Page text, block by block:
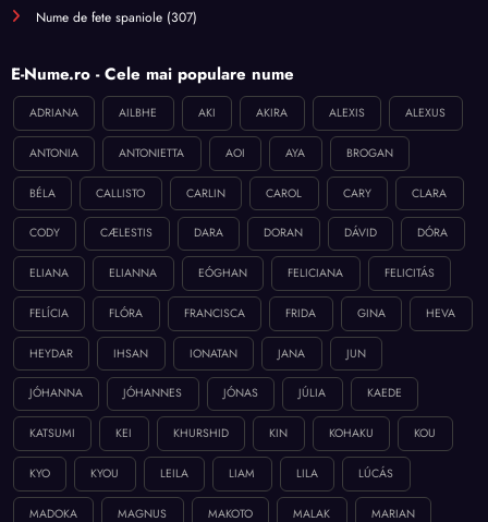
Nume de fete spaniole (307)
E-Nume.ro - Cele mai populare nume
ADRIANA AILBHE AKI AKIRA ALEXIS ALEXUS
ANTONIA ANTONIETTA AOI AYA BROGAN
BÉLA CALLISTO CARLIN CAROL CARY CLARA
CODY CÆLESTIS DARA DORAN DÁVID DÓRA
ELIANA ELIANNA EÓGHAN FELICIANA FELICITÁS
FELÍCIA FLÓRA FRANCISCA FRIDA GINA HEVA
HEYDAR IHSAN IONATAN JANA JUN
JÓHANNA JÓHANNES JÓNAS JÚLIA KAEDE
KATSUMI KEI KHURSHID KIN KOHAKU KOU
KYO KYOU LEILA LIAM LILA LÚCÁS
MADOKA MAGNUS MAKOTO MALAK MARIAN